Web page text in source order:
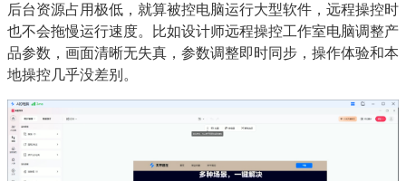
后台资源占用极低，就算被控电脑运行大型软件，远程操控时
也不会拖慢运行速度。比如设计师远程操控工作室电脑调整产
品参数，画面清晰无失真，参数调整即时同步，操作体验和本
地操控几乎没差别。